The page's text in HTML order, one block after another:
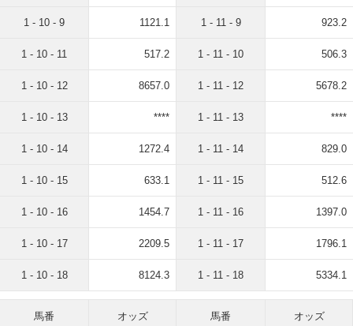
1 - 10 - 9 1121.1
1 - 10 - 11 517.2
1 - 10 - 12 8657.0
1 - 10 - 13 ****
1 - 10 - 14 1272.4
1 - 10 - 15 633.1
1 - 10 - 16 1454.7
1 - 10 - 17 2209.5
1 - 10 - 18 8124.3
1 - 11 - 9 923.2
1 - 11 - 10 506.3
1 - 11 - 12 5678.2
1 - 11 - 13 ****
1 - 11 - 14 829.0
1 - 11 - 15 512.6
1 - 11 - 16 1397.0
1 - 11 - 17 1796.1
1 - 11 - 18 5334.1
馬番 オッズ 馬番 オッズ